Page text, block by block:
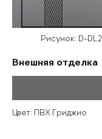
Рисунок: D-DL2
Внешняя отделка
Цвет: ПВХ Гриджио